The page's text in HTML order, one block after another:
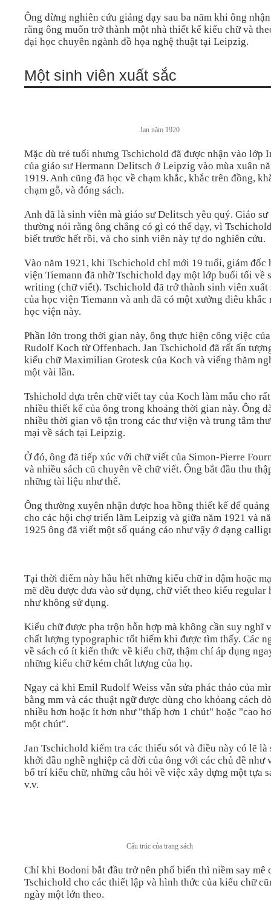
Ông dừng nghiên cứu giảng dạy sau ba năm khi ông
rằng ông muốn trở thành một nhà thiết kế kiểu chữ và
đại học chuyên ngành đồ họa nghệ thuật tại Leipzig.
Một sinh viên xuất sắc
Jan năm 1920
Mặc dù trẻ tuổi nhưng Tschichold đã được nhận vào lớp
của giáo sư Hermann Delitsch ở Leipzig vào mùa xuân
1919. Anh cũng đã học về chạm khắc, khắc trên đồng,
chạm gỗ, và đóng sách.
Anh đã là sinh viên mà giáo sư Delitsch yêu quý. Giáo sư
thường nói rằng ông chẳng có gì có thể dạy, vì
biết trước hết rồi, và cho sinh viên này tự do nghiên cứu.
Vào năm 1921, khi Tschichold chỉ mới 19 tuổi, giám đốc
viện Tiemann đã nhờ Tschichold dạy một lớp buổi tối về
writing (chữ viết). Tschichold đã trở thành sinh viên xuất
của học viện Tiemann và anh đã có một xưởng điêu khắc
học viện này.
Phần lớn trong thời gian này, ông thực hiện công việc của
Rudolf Koch từ Offenbach. Jan Tschichold đã rất ấn
kiểu chữ Maximilian Grotesk của Koch và viếng thăm
một vài lần.
Tshichold dựa trên chữ viết tay của Koch làm mẫu cho rất
nhiều thiết kế của ông trong khoảng thời gian này. Ông
nhiều thời gian vô tận trong các thư viện và trung tâm
mại về sách tại Leipzig.
Ở đó, ông đã tiếp xúc với chữ viết của Simon-Pierre
và nhiều sách cũ chuyên về chữ viết. Ông bắt đầu thu
những tài liệu như thế.
Ông thường xuyên nhận được hoa hồng thiết kế để
cho các hội chợ triển lãm Leipzig và giữa năm 1921 và
1925 ông đã viết một số quảng cáo như vậy ở dạng
Tại thời điểm này hầu hết những kiểu chữ in đậm hoặc
mẽ đều được đưa vào sử dụng, chữ viết theo kiểu regular
như không sử dụng.
Kiểu chữ được pha trộn hỗn hợp mà không cần suy nghĩ
chất lượng typographic tốt hiếm khi được tìm thấy. Các
về sách có ít kiến thức về kiểu chữ, thậm chí áp dụng
những kiểu chữ kém chất lượng của họ.
Ngay cả khi Emil Rudolf Weiss vẫn sửa phác thảo của
bằng mm và các thuật ngữ được dùng cho khỏang cách
nhiều hơn hoặc ít hơn như "thấp hơn 1 chút" hoặc "cao
một chút".
Jan Tschichold kiểm tra các thiếu sót và điều này có lẽ là
khởi đầu nghề nghiệp cả đời của ông với các chủ đề như
bố trí kiểu chữ, những câu hỏi về việc xây dựng một tựa
v.v.
Cấu trúc của trang sách
Chỉ khi Bodoni bắt đầu trở nên phổ biến thì niềm say mê
Tschichold cho các thiết lập và hình thức của kiểu chữ
ngày một lớn theo.